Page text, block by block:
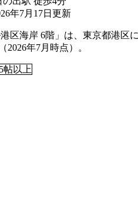
年7月17日 更新
港区海岸 6階」は、東京都港
2026年7月時点）。
帖以上